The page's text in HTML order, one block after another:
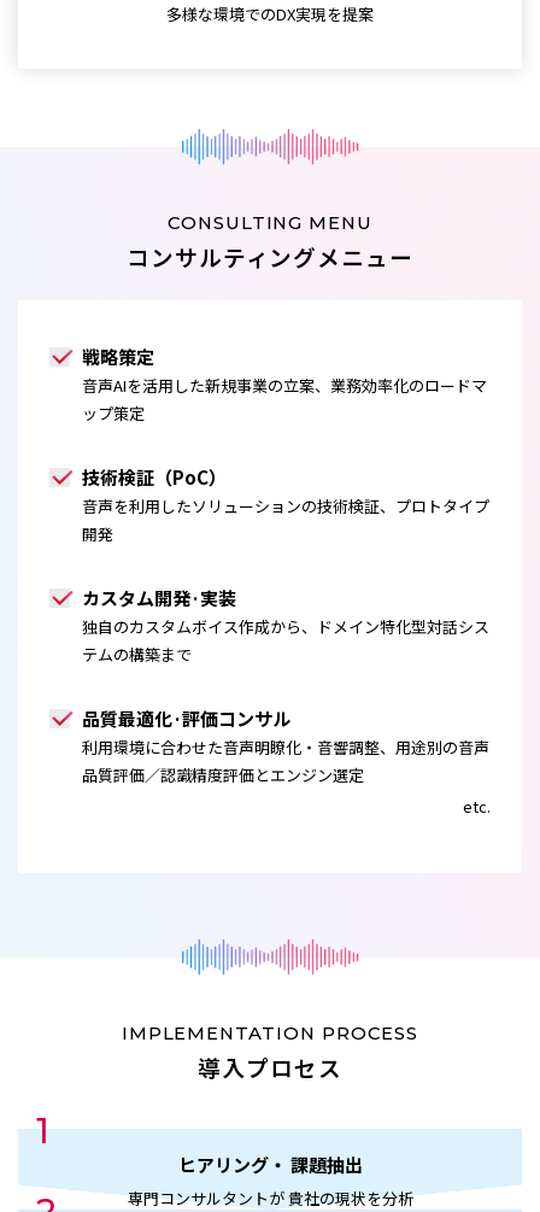
多様な環境でのDX実現を提案
CONSULTING MENU
コンサルティングメニュー
戦略策定
音声AIを活用した新規事業の立案、業務効率化のロードマ
ップ策定
技術検証（PoC）
音声を利用したソリューションの技術検証、プロトタイプ
開発
カスタム開発·実装
独自のカスタムボイス作成から、ドメイン特化型対話シス
テムの構築まで
品質最適化·評価コンサル
利用環境に合わせた音声明瞭化・音響調整、用途別の音声
品質評価／認識精度評価とエンジン選定
etc.
IMPLEMENTATION PROCESS
導入プロセス
1
ヒアリング・ 課題抽出
専門コンサルタントが貴社の現状を分析